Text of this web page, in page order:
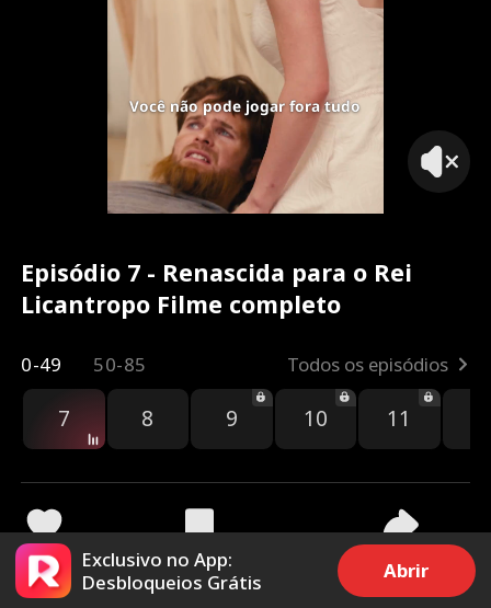
Você não pode jogar fora tudo
Episódio 7 - Renascida para o Rei
Licantropo Filme completo
0-49 50-85 Todos os episódios
7 8 9 10 11
2k 30.7k Compartilhar
Exclusivo no App:
Desbloqueios Grátis
Abrir